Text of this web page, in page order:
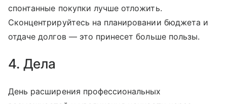
спонтанные покупки лучше отложить.
Сконцентрируйтесь на планировании бюджета и
отдаче долгов — это принесет больше пользы.
4. Дела
День расширения профессиональных